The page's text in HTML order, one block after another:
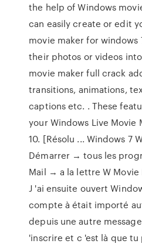
the help of Windows
can easily create or edit
movie maker for windows
their photos or videos
movie maker full crack
transitions, animations,
captions etc. . These
your Windows Live Movie
10. [Résolu ... Windows 7
Démarrer → tous les
Mail → a la lettre W
J 'ai ensuite ouvert
compte à était importé
depuis une autre
'inscrire et c 'est là que tu